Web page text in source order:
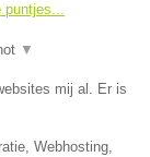
puntjes...
▼
mij al. Er is
Webhosting,